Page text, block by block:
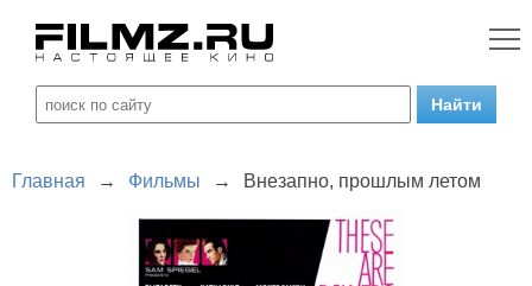
Главная → Фильмы → Внезапно, прошлым летом